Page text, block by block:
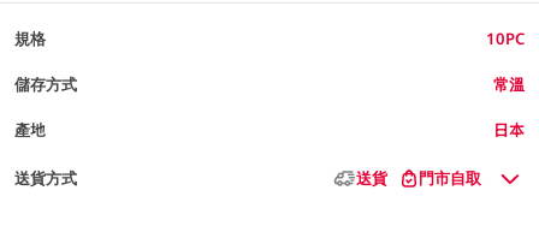
規格 10PC
儲存方式 常溫
產地 日本
送貨方式 送貨 門市自取